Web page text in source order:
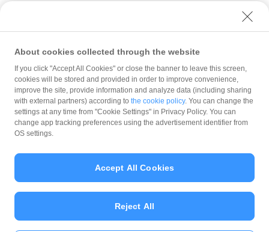
スタンプカード 概要・操作手順 スタンプカードの詳細設定
規約
ガイドライン
About cookies collected through the website
If you click "Accept All Cookies" or close the banner to leave this screen,
cookies will be stored and provided in order to improve convenience,
improve the site, provide information and analyze data (including sharing
with external partners) according to the cookie policy. You can change the
settings at any time from "Cookie Settings" in Privacy Policy. You can
change app tracking preferences using the advertisement identifier from
OS settings.
Reject All
Accept All Cookies